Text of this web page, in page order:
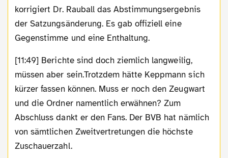
korrigiert Dr. Rauball das Abstimmungsergebnis
der Satzungsänderung. Es gab offiziell eine
Gegenstimme und eine Enthaltung.
[11:49] Berichte sind doch ziemlich langweilig,
müssen aber sein.Trotzdem hätte Keppmann sich
kürzer fassen können. Muss er noch den Zeugwart
und die Ordner namentlich erwähnen? Zum
Abschluss dankt er den Fans. Der BVB hat nämlich
von sämtlichen Zweitvertretungen die höchste
Zuschauerzahl.